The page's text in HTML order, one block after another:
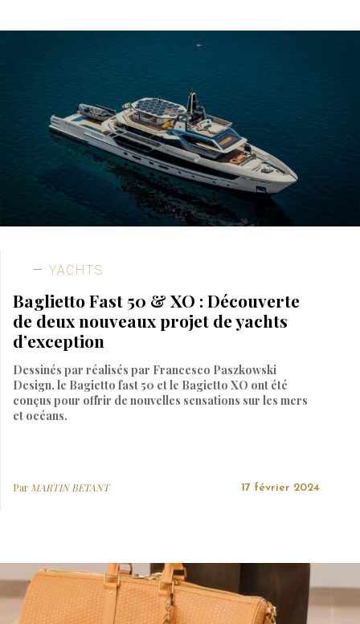
YACHTS
Baglietto Fast 50 & XO : Découverte
de deux nouveaux projet de yachts
d’exception
Dessinés par réalisés par Francesco Paszkowski
Design, le Bagietto fast 50 et le Bagietto XO ont été
conçus pour offrir de nouvelles sensations sur les mers
et océans.
Par MARTIN BETANT 17 février 2024